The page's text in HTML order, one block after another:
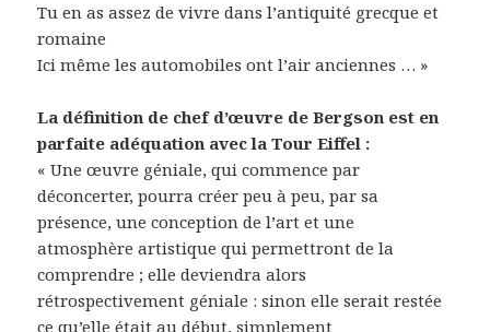
Tu en as assez de vivre dans l’antiquité grecque et
romaine
Ici même les automobiles ont l’air anciennes … »
La définition de chef d’œuvre de Bergson est en
parfaite adéquation avec la Tour Eiffel :
« Une œuvre géniale, qui commence par
déconcerter, pourra créer peu à peu, par sa
présence, une conception de l’art et une
atmosphère artistique qui permettront de la
comprendre ; elle deviendra alors
rétrospectivement géniale : sinon elle serait restée
ce qu’elle était au début, simplement